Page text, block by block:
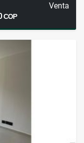
Venta
COP